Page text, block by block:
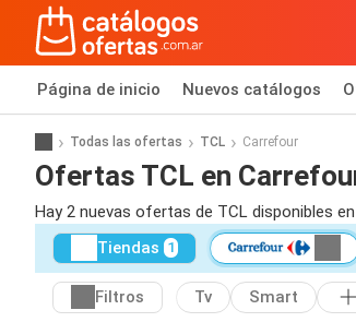
Página de inicio Nuevos catálogos
Todas las ofertas TCL Carrefour
Ofertas TCL en
Hay 2 nuevas ofertas de TCL disponibles
Tiendas 1
Filtros Tv Smart